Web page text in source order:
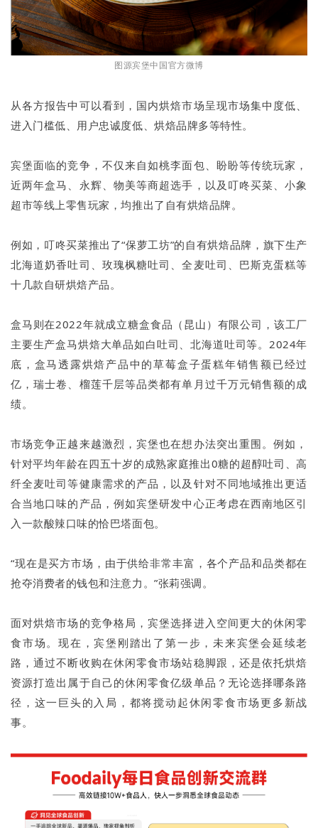
图源宾堡中国官方微博
从各方报告中可以看到，国内烘焙市场呈现市场集中度低、
进入门槛低、用户忠诚度低、烘焙品牌多等特性。
宾堡面临的竞争，不仅来自如桃李面包、盼盼等传统玩家，
近两年盒马、永辉、物美等商超选手，以及叮咚买菜、小象
超市等线上零售玩家，均推出了自有烘焙品牌。
例如，叮咚买菜推出了“保萝工坊”的自有烘焙品牌，旗下生产
北海道奶香吐司、玫瑰枫糖吐司、全麦吐司、巴斯克蛋糕等
十几款自研烘焙产品。
盒马则在2022年就成立糖盒食品（昆山）有限公司，该工厂
主要生产盒马烘焙大单品如白吐司、北海道吐司等。2024年
底，盒马透露烘焙产品中的草莓盒子蛋糕年销售额已经过
亿，瑞士卷、榴莲千层等品类都有单月过千万元销售额的成
绩。
市场竞争正越来越激烈，宾堡也在想办法突出重围。例如，
针对平均年龄在四五十岁的成熟家庭推出0糖的超醇吐司、高
纤全麦吐司等健康需求的产品，以及针对不同地域推出更适
合当地口味的产品，例如宾堡研发中心正考虑在西南地区引
入一款酸辣口味的恰巴塔面包。
“现在是买方市场，由于供给非常丰富，各个产品和品类都在
抢夺消费者的钱包和注意力。”张莉强调。
面对烘焙市场的竞争格局，宾堡选择进入空间更大的休闲零
食市场。现在，宾堡刚踏出了第一步，未来宾堡会延续老
路，通过不断收购在休闲零食市场站稳脚跟，还是依托烘焙
资源打造出属于自己的休闲零食亿级单品？无论选择哪条路
径，这一巨头的入局，都将搅动起休闲零食市场更多新战
事。